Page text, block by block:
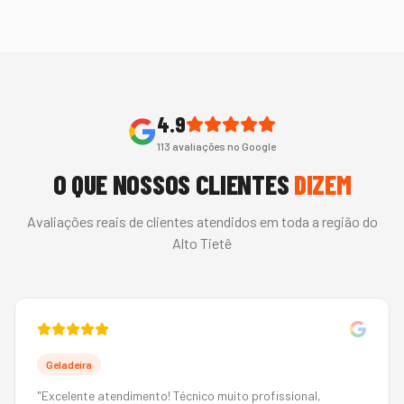
4.9
113 avaliações no Google
O QUE NOSSOS CLIENTESDIZEM
Avaliações reais de clientes atendidos em toda a região do
Alto Tietê
Geladeira
"Excelente atendimento! Técnico muito profissional,